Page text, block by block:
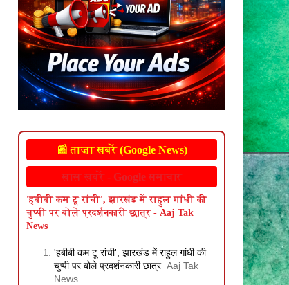
📰 ताज़ा खबरें (Google News)
खास खबरें - Google समाचार
'हबीबी कम टू रांची', झारखंड में राहुल गांधी की
चुप्पी पर बोले प्रदर्शनकारी छात्र - Aaj Tak
News
'हबीबी कम टू रांची', झारखंड में राहुल गांधी की
चुप्पी पर बोले प्रदर्शनकारी छात्र Aaj Tak
News